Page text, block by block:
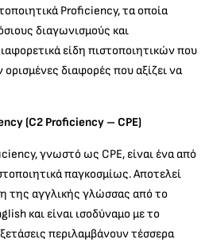
Proficiency, τα οποία
διαγωνισμούς και
είδη πιστοποιητικών που
διαφορές που αξίζει να
(C2 Proficiency – CPE)
γνωστό ως CPE, είναι ένα από
παγκοσμίως. Αποτελεί
της αγγλικής γλώσσας από το
και είναι ισοδύναμο με το
περιλαμβάνουν τέσσερα